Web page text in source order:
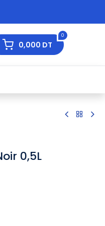
0
0,000 DT
0,5L